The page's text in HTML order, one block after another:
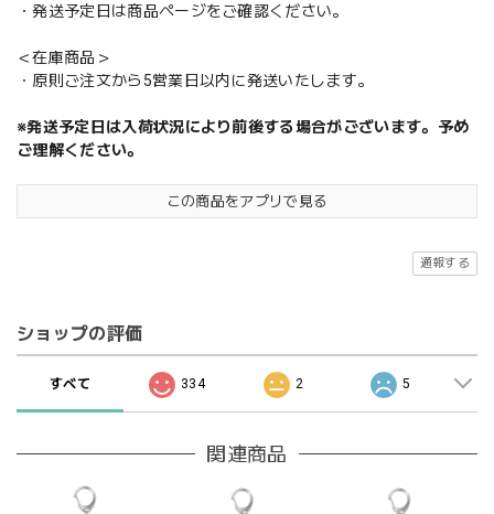
・発送予定日は商品ページをご確認ください。
＜在庫商品＞
・原則ご注文から5営業日以内に発送いたします。
※発送予定日は入荷状況により前後する場合がございます。予め
ご理解ください。
この商品をアプリで見る
通報する
ショップの評価
すべて 334 2 5
関連商品